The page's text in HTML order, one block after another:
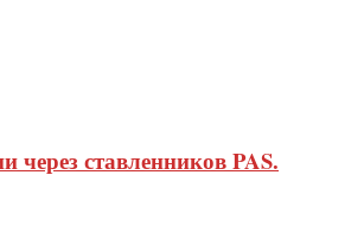
ставленников PAS.